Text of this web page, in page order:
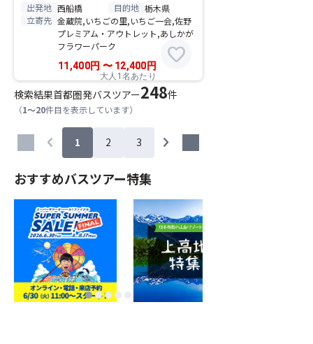
出発地 西船橋 目的地 栃木県
立寄先 金蔵院,いちごの里,いちご一会,佐野
プレミアム・アウトレット,あしかが
フラワーパーク
11,400円 〜12,400 円
大人1名あたり
favorite
検索結果首都圏発バスツアー248件
（1～20件目を表示しています）
chevron_left 1 2 3 chevron_right
おすすめバスツアー特集